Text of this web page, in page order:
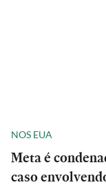
NOS EUA
Meta é
caso